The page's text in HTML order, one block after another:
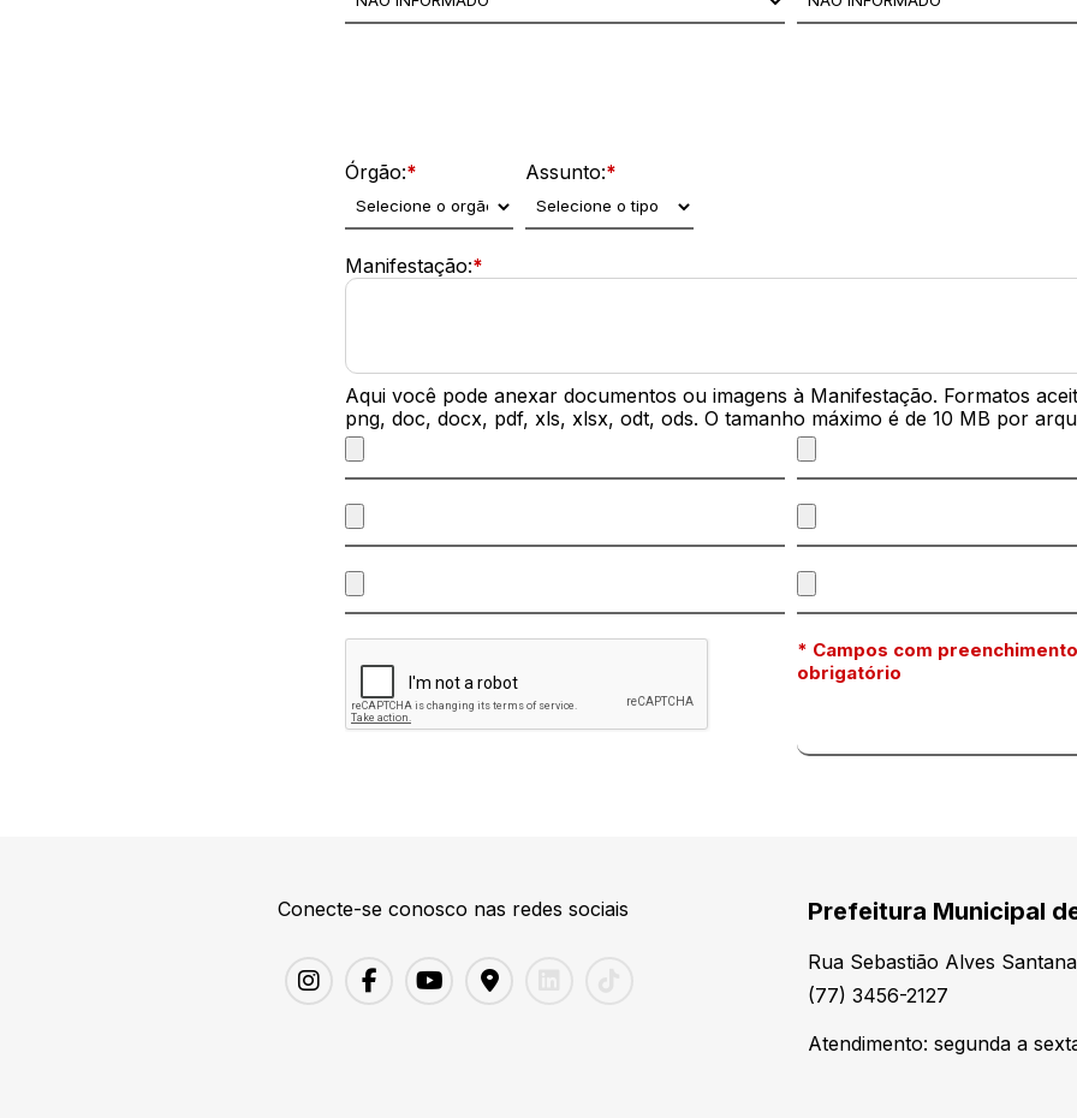
Órgão:* Assunto:*
Manifestação:*
Aqui você pode anexar documentos ou imagens à Manifestação. Formatos
png, doc, docx, pdf, xls, xlsx, odt, ods. O tamanho máximo é de 10 MB por
* Campos com preenchimento
obrigatório
Conecte-se conosco nas redes sociais Prefeitura Municipal
Rua Sebastião Alves
(77) 3456-2127
Atendimento: segunda a